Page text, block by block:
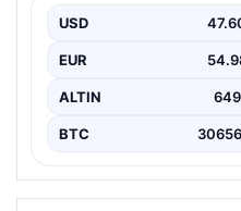
USD
EUR
ALTIN
BTC